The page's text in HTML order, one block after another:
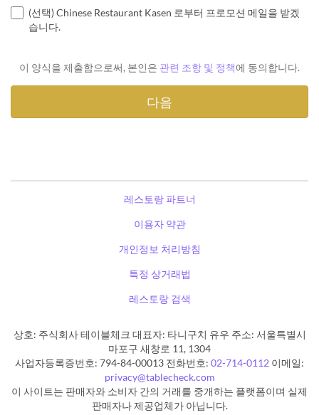
(선택) Chinese Restaurant Kasen 로부터 프로모션 메일을 받겠
습니다.
이 양식을 제출함으로써, 본인은 관련 조항 및 정책에 동의합니다.
레스토랑 파트너
이용자 약관
개인정보 처리방침
특정 상거래법
레스토랑 검색
상호: 주식회사 테이블체크 대표자: 타니구치 유우 주소: 서울특별시
마포구 새창로 11, 1304
사업자등록증번호: 794-84-00013 전화번호: 02-714-0112 이메일:
privacy@tablecheck.com
이 사이트는 판매자와 소비자 간의 거래를 중개하는 플랫폼이며 실제
판매자나 제공업체가 아닙니다.